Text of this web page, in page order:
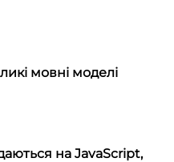
мовні моделі
на JavaScript,